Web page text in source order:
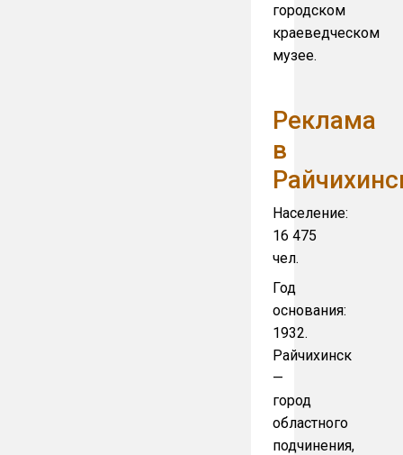
городском
краеведческом
музее.
Реклама
в
Население:
16 475
чел.
Год
основания:
1932.
Райчихинск
—
город
областного
подчинения,